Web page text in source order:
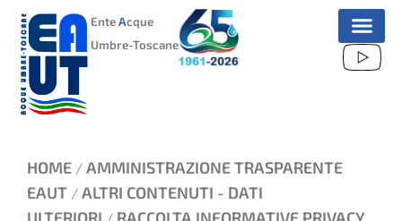
VAI
CONTENUTO
EnteAcque
Umbre-Toscane
HOME / AMMINISTRAZIONE TRASPARENTE
EAUT / ALTRI CONTENUTI - DATI